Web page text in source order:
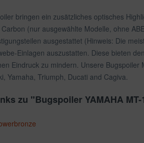
bringen ein zusätzliches optisches
(nur ausgewählte Modelle, ohne
ausgestattet (Hinweis: Die
Einlagen auszustatten. Diese bieten
Eindruck zu mindern. Unsere
Yamaha, Triumph, Ducati and Cagiva.
zu "Bugspoiler YAMAHA MT-